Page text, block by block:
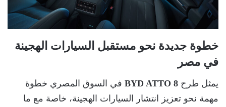
خطوة جديدة نحو مستقبل السيارات الهجينة
في مصر
يمثل طرح BYD ATTO 8 في السوق المصري خطوة
مهمة نحو تعزيز انتشار السيارات الهجينة، خاصة مع ما